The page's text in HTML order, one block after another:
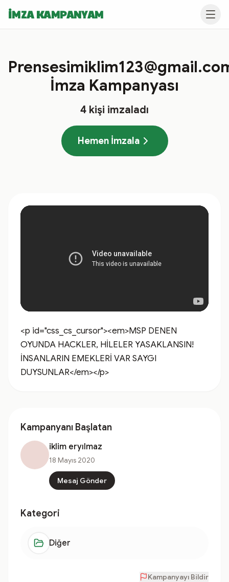
İMZA KAMPANYAM
İmza Kampanyası
4 kişi imzaladı
Hemen İmzala
<p id="css_cs_cursor"><em>MSP DENEN
OYUNDA HACKLER, HİLELER YASAKLANSIN!
İNSANLARIN EMEKLERİ VAR SAYGI
DUYSUNLAR</em></p>
Kampanyanı Başlatan
iklim eryılmaz
18 Mayıs 2020
Mesaj Gönder
Kategori
Diğer
Kampanyayı Bildir